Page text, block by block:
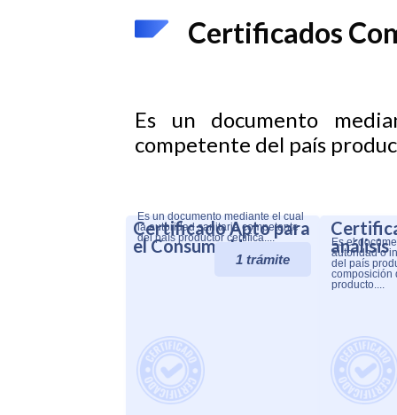
Certificados
Es un documento
competente del país
Certificado Apto para
el Consumo Humano
Es un documento mediante el cual
la autoridad sanitaria competente
del país productor certifica....
1 trámite
análisis
Es el
autoridad o
del país
composición
producto....